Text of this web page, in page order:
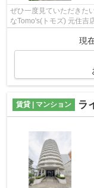
ぜひ一度見ていただきた
なTomo's(トモズ) 元住吉
お支払いいただける物件
現
賃貸 | マンション ラ